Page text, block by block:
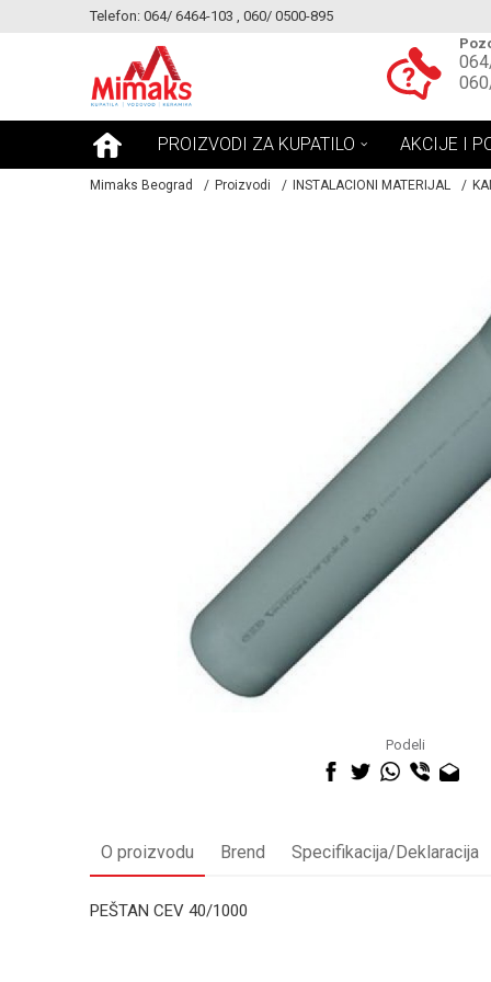
Telefon: 064/ 6464-103 , 060/ 0500-895
MOGUCNOST MONTAŽE PROIZVODA
PROIZVODI ZA KUPATILO AKCIJE I
Mimaks Beograd Proizvodi INSTALACIONI MATERIJAL
Podeli
O proizvodu Brend Specifikacija/Deklaracija
PEŠTAN CEV 40/1000